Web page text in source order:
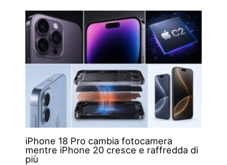
iPhone 18 Pro cambia fotocamera
mentre iPhone 20 cresce e raffredda di
più